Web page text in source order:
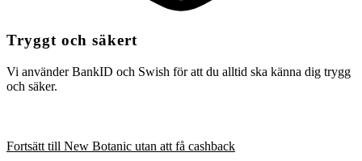
Tryggt och säkert
Vi använder BankID och Swish för att du alltid ska känna dig trygg
och säker.
Fortsätt till New Botanic utan att få cashback